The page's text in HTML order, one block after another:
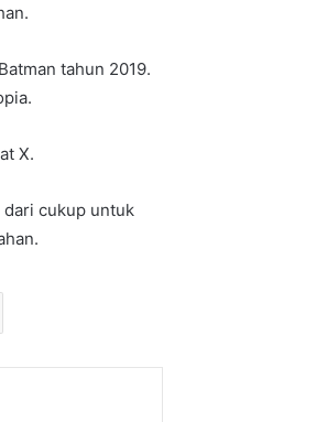
tahun 2019.
X.
dari cukup untuk